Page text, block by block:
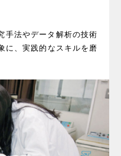
手法やデータ解析の技術
に、実践的なスキルを磨